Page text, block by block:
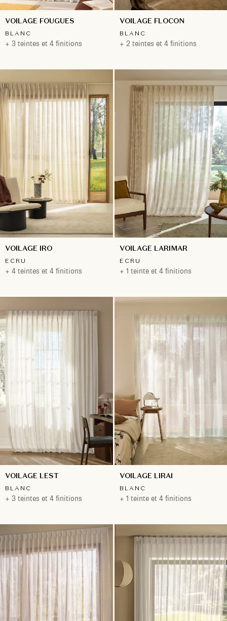
VOILAGE FOUGUES
BLANC
+ 3 teintes et 4 finitions
VOILAGE FLOCON
BLANC
+ 2 teintes et 4 finitions
VOILAGE IRO
ECRU
+ 4 teintes et 4 finitions
VOILAGE LARIMAR
ECRU
+ 1 teinte et 4 finitions
VOILAGE LEST
BLANC
+ 3 teintes et 4 finitions
VOILAGE LIRAI
BLANC
+ 1 teinte et 4 finitions